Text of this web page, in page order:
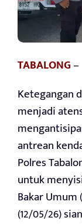
TABALONG–
Ketegangan
menjadi
antrean
Polres
untuk
Bakar Umum
(12/05/26)